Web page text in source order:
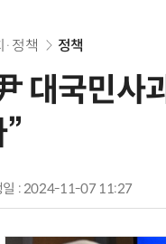
·정책 정책
대국민사
일 : 2024-11-07 11:27